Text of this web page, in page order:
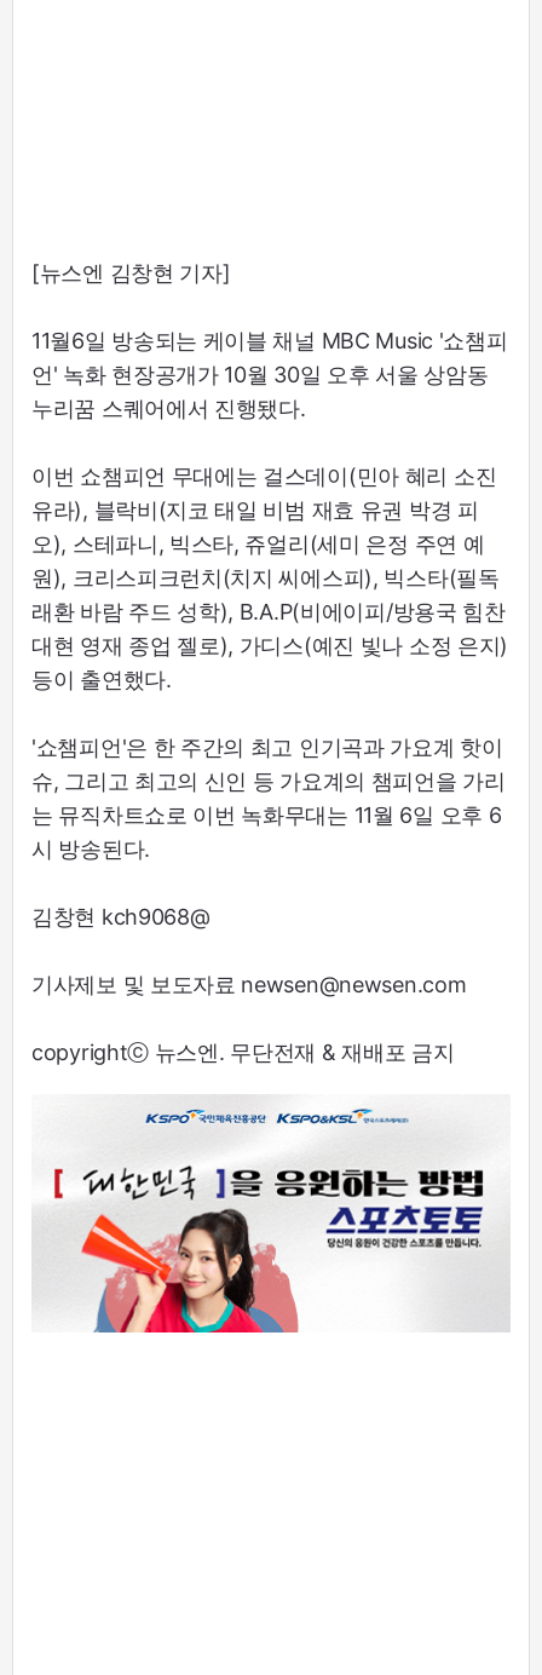
[뉴스엔 김창현 기자]
11월6일 방송되는 케이블 채널 MBC Music '쇼챔피
언' 녹화 현장공개가 10월 30일 오후 서울 상암동
누리꿈 스퀘어에서 진행됐다.
이번 쇼챔피언 무대에는 걸스데이(민아 혜리 소진
유라), 블락비(지코 태일 비범 재효 유권 박경 피
오), 스테파니, 빅스타, 쥬얼리(세미 은정 주연 예
원), 크리스피크런치(치지 씨에스피), 빅스타(필독
래환 바람 주드 성학), B.A.P(비에이피/방용국 힘찬
대현 영재 종업 젤로), 가디스(예진 빛나 소정 은지)
등이 출연했다.
'쇼챔피언'은 한 주간의 최고 인기곡과 가요계 핫이
슈, 그리고 최고의 신인 등 가요계의 챔피언을 가리
는 뮤직차트쇼로 이번 녹화무대는 11월 6일 오후 6
시 방송된다.
김창현 kch9068@
기사제보 및 보도자료 newsen@newsen.com
copyrightⓒ 뉴스엔. 무단전재 & 재배포 금지